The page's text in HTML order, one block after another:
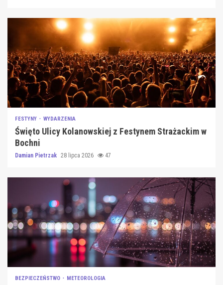
FESTYNY WYDARZENIA
Święto Ulicy Kolanowskiej z Festynem Strażackim w
Bochni
Damian Pietrzak 28 lipca 2026 47
BEZPIECZEŃSTWO METEOROLOGIA